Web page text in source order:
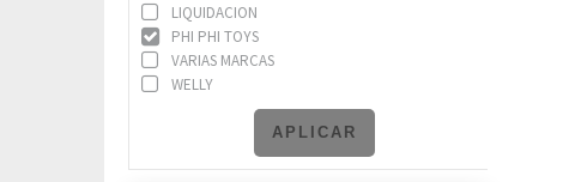
VS.DE JUGUETERIA
LIQUIDACION
PHI PHI TOYS
VARIAS MARCAS
WELLY
APLICAR